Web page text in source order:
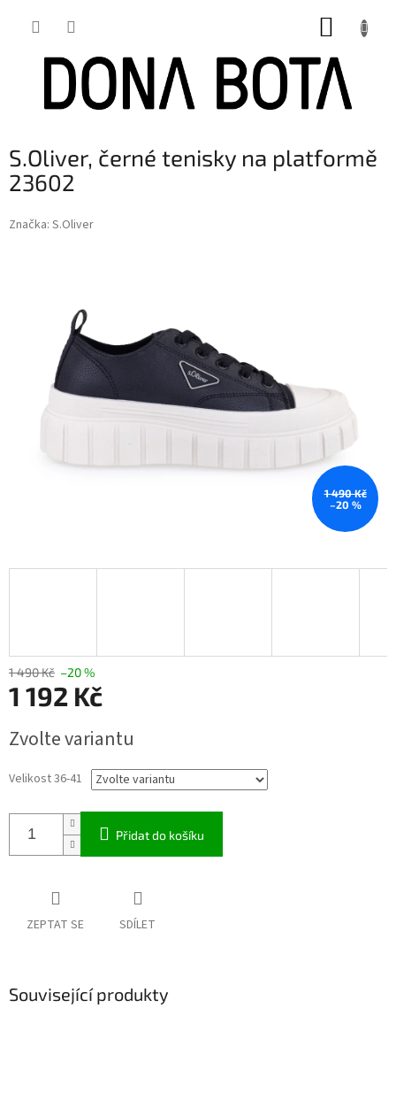
S.Oliver, černé tenisky na platformě
23602
Značka: S.Oliver
1 490 Kč
–20 %
1 490 Kč –20 %
1 192 Kč
cena:
Zvolte variantu
Velikost 36-41
Přidat do košíku
ZEPTAT SE SDÍLET
Související produkty